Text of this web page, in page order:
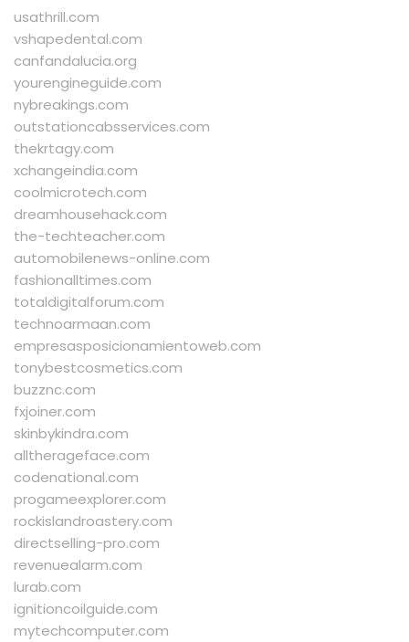
usathrill.com
vshapedental.com
canfandalucia.org
yourengineguide.com
nybreakings.com
outstationcabsservices.com
thekrtagy.com
xchangeindia.com
coolmicrotech.com
dreamhousehack.com
the-techteacher.com
automobilenews-online.com
fashionalltimes.com
totaldigitalforum.com
technoarmaan.com
empresasposicionamientoweb.com
tonybestcosmetics.com
buzznc.com
fxjoiner.com
skinbykindra.com
alltherageface.com
codenational.com
progameexplorer.com
rockislandroastery.com
directselling-pro.com
revenuealarm.com
lurab.com
ignitioncoilguide.com
mytechcomputer.com